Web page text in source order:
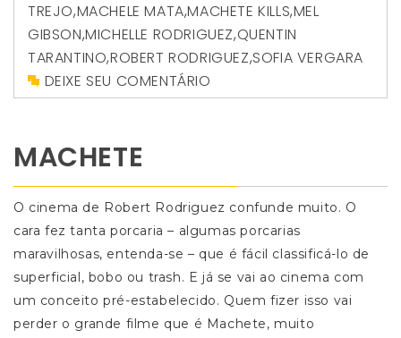
TREJO,MACHELE MATA,MACHETE KILLS,MEL
GIBSON,MICHELLE RODRIGUEZ,QUENTIN
TARANTINO,ROBERT RODRIGUEZ,SOFIA VERGARA
DEIXE SEU COMENTÁRIO
MACHETE
O cinema de Robert Rodriguez confunde muito. O
cara fez tanta porcaria – algumas porcarias
maravilhosas, entenda-se – que é fácil classificá-lo de
superficial, bobo ou trash. E já se vai ao cinema com
um conceito pré-estabelecido. Quem fizer isso vai
perder o grande filme que é Machete, muito